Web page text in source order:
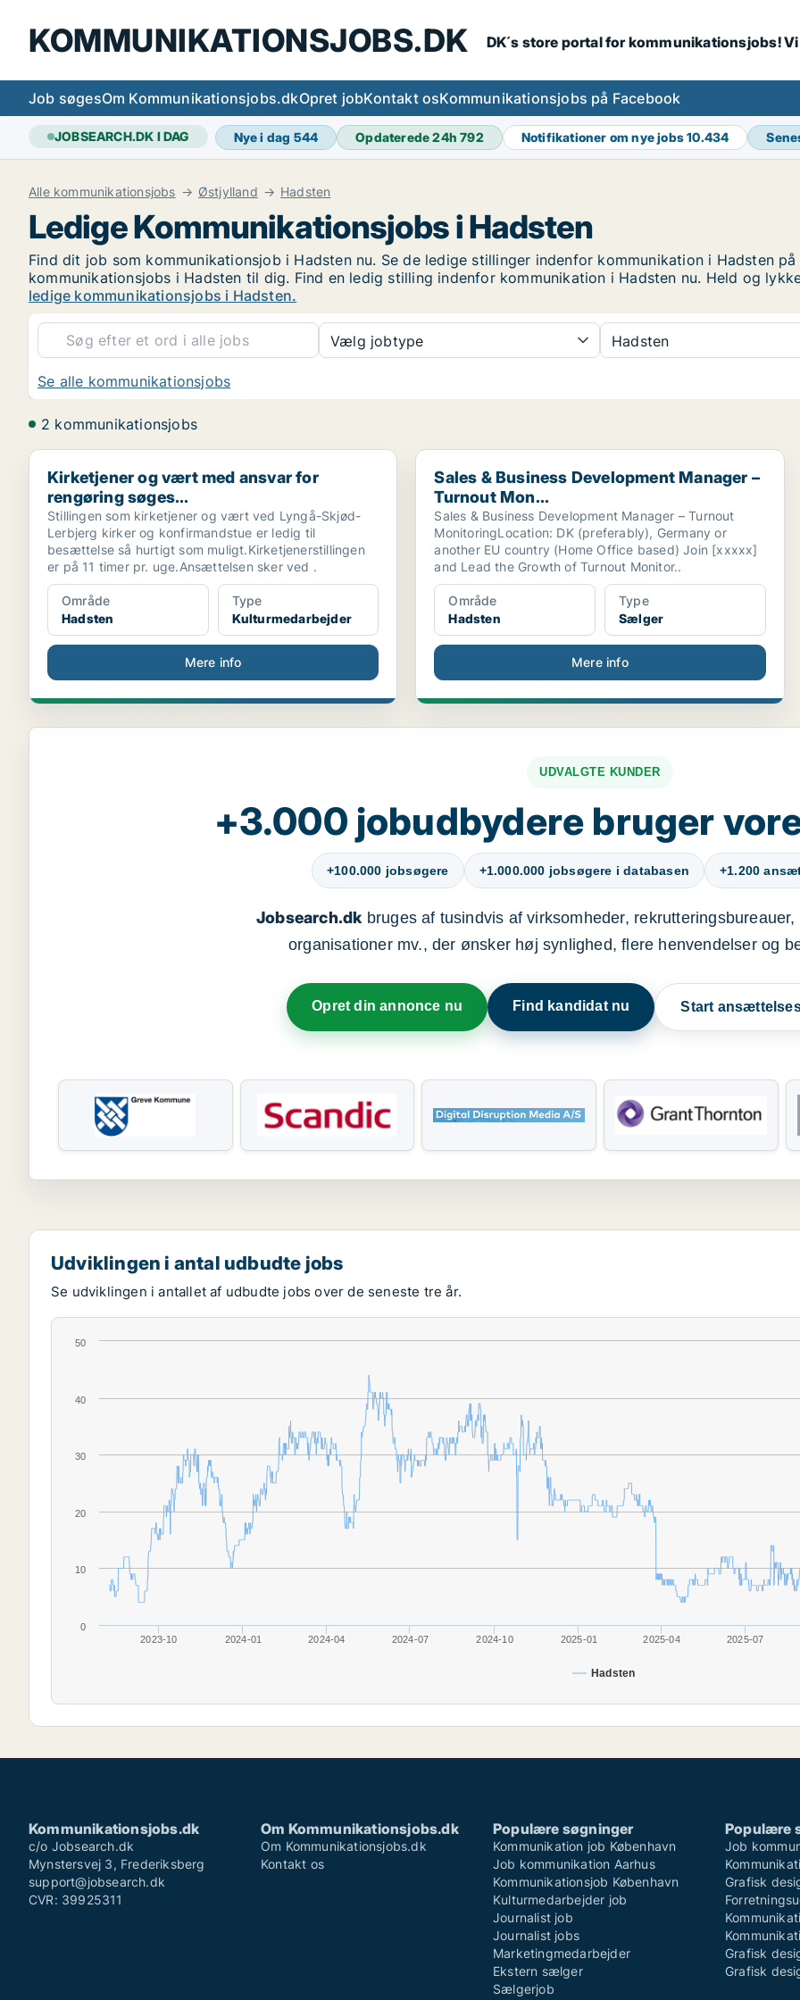
KOMMUNIKATIONSJOBS.DK DK´s store portal for kommunikationsjobs!
Job søgesOm Kommunikationsjobs.dkOpret jobKontakt osKommunikationsjobs på Facebook
JOBSEARCH.DK I DAG Nye i dag 544 Opdaterede 24h792 Notifikationer om nye jobs10.434
Alle kommunikationsjobs Østjylland Hadsten
Ledige Kommunikationsjobs i Hadsten
Find dit job som kommunikationsjob i Hadsten nu. Se de ledige stillinger indenfor kommunikation i Hadsten
kommunikationsjobs i Hadsten til dig. Find en ledig stilling indenfor kommunikation i Hadsten nu. Held og
ledige kommunikationsjobs i Hadsten.
Vælg jobtype Hadsten
Se alle kommunikationsjobs
2 kommunikationsjobs
Kirketjener og vært med ansvar for rengøring søges...
Kirketjener og vært med ansvar for
rengøring søges...
Stillingen som kirketjener og vært ved Lyngå-Skjød-
Lerbjerg kirker og konfirmandstue er ledig til
besættelse så hurtigt som muligt.Kirketjenerstillingen
er på 11 timer pr. uge.Ansættelsen sker ved .
Område
Hadsten
Type
Kulturmedarbejder
Mere info
Sales & Business Development Manager – Turnout
Sales & Business Development Manager –
Turnout Mon...
Sales & Business Development Manager – Turnout
MonitoringLocation: DK (preferably), Germany or
another EU country (Home Office based) Join [xxxxx]
and Lead the Growth of Turnout Monitor..
Område
Hadsten
Type
Sælger
Mere info
UDVALGTE KUNDER
+3.000 jobudbydere bruger
+100.000 jobsøgere +1.000.000 jobsøgere i databasen +1.200
Jobsearch.dkbruges af tusindvis af virksomheder,
organisationer mv., der ønsker høj synlighed, flere henvendelser og
Opret din annonce nu Find kandidat nu Start
Udviklingen i antal udbudte jobs
Se udviklingen i antallet af udbudte jobs over de seneste tre år.
Hadsten
2023-10 2024-01 2024-04 2024-07 2024-10 2025-01 2025-04 2025-07
0
10
20
30
40
50
Kommunikationsjobs.dk
c/o Jobsearch.dk
Mynstersvej 3, Frederiksberg
support@jobsearch.dk
CVR: 39925311
Om Kommunikationsjobs.dk
Om Kommunikationsjobs.dk
Kontakt os
Populære søgninger
Kommunikation job København
Job kommunikation Aarhus
Kommunikationsjob København
Kulturmedarbejder job
Journalist job
Journalist jobs
Marketingmedarbejder
Ekstern sælger
Sælgerjob
Populære
Job
Grafisk
Grafisk
Grafisk